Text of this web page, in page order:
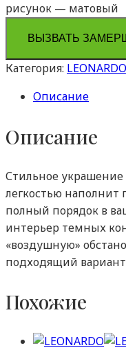
рисунок — матовый
ВЫЗВАТЬ
Категория: LEONARDO
Описание
Описание
Стильное
легкостью наполнит
полный порядок в
интерьер темных
«воздушную»
подходящий
Похожие